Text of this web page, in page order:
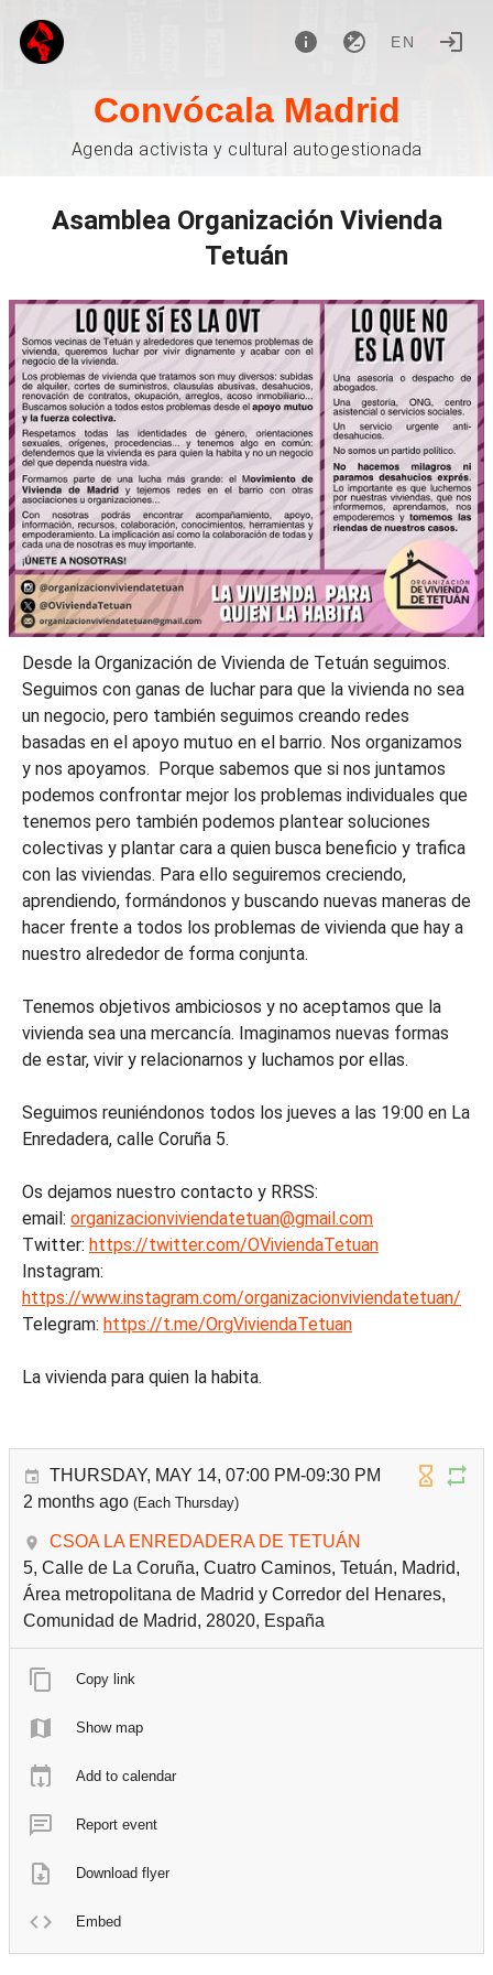
EN
Convócala Madrid
Agenda activista y cultural autogestionada
Asamblea Organización Vivienda
Tetuán
Desde la Organización de Vivienda de Tetuán seguimos.
Seguimos con ganas de luchar para que la vivienda no sea
un negocio, pero también seguimos creando redes
basadas en el apoyo mutuo en el barrio. Nos organizamos
y nos apoyamos. Porque sabemos que si nos juntamos
podemos confrontar mejor los problemas individuales que
tenemos pero también podemos plantear soluciones
colectivas y plantar cara a quien busca beneficio y trafica
con las viviendas. Para ello seguiremos creciendo,
aprendiendo, formándonos y buscando nuevas maneras de
hacer frente a todos los problemas de vivienda que hay a
nuestro alrededor de forma conjunta.
Tenemos objetivos ambiciosos y no aceptamos que la
vivienda sea una mercancía. Imaginamos nuevas formas
de estar, vivir y relacionarnos y luchamos por ellas.
Seguimos reuniéndonos todos los jueves a las 19:00 en La
Enredadera, calle Coruña 5.
Os dejamos nuestro contacto y RRSS:
email: organizacionviviendatetuan@gmail.com
Twitter: https://twitter.com/OViviendaTetuan
Instagram:
https://www.instagram.com/organizacionviviendatetuan/
Telegram: https://t.me/OrgViviendaTetuan
La vivienda para quien la habita.
THURSDAY, MAY 14, 07:00 PM-09:30 PM
2 months ago (Each Thursday)
CSOA LA ENREDADERA DE TETUÁN
5, Calle de La Coruña, Cuatro Caminos, Tetuán, Madrid,
Área metropolitana de Madrid y Corredor del Henares,
Comunidad de Madrid, 28020, España
Copy link
Show map
Add to calendar
Report event
Download flyer
Embed